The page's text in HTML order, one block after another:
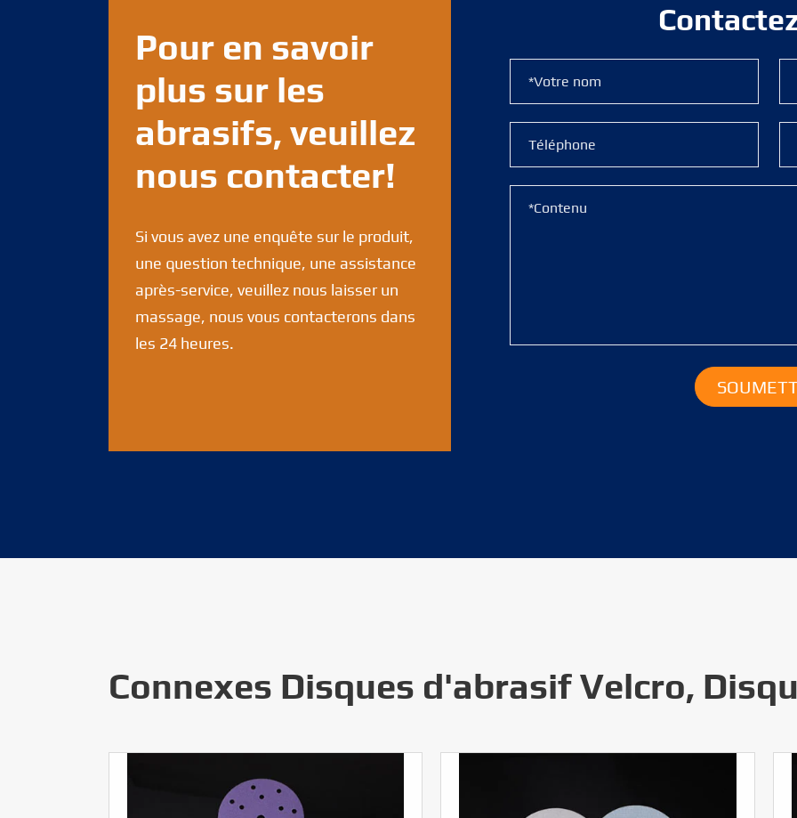
Pour en savoir
plus sur les
abrasifs, veuillez
nous contacter!
Si vous avez une enquête sur le produit,
une question technique, une assistance
après-service, veuillez nous laisser un
massage, nous vous contacterons dans
les 24 heures.
Connexes Disques d'abrasif Velcro,